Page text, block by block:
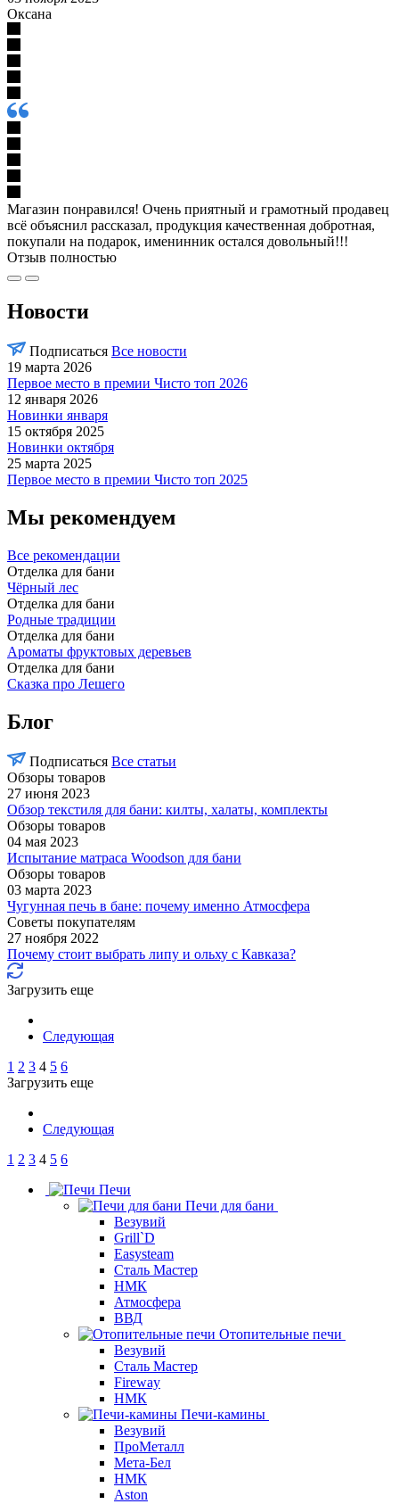
Оксана
Магазин понравился! Очень приятный и грамотный продавец
всё объяснил рассказал, продукция качественная добротная,
покупали на подарок, именинник остался довольный!!!
Отзыв полностью
Новости
Подписаться Все новости
19 марта 2026
Первое место в премии Чисто топ 2026
12 января 2026
Новинки января
15 октября 2025
Новинки октября
25 марта 2025
Первое место в премии Чисто топ 2025
Мы рекомендуем
Все рекомендации
Отделка для бани
Чёрный лес
Отделка для бани
Родные традиции
Отделка для бани
Ароматы фруктовых деревьев
Отделка для бани
Сказка про Лешего
Блог
Подписаться Все статьи
Обзоры товаров
27 июня 2023
Обзор текстиля для бани: килты, халаты, комплекты
Обзоры товаров
04 мая 2023
Испытание матраса Woodson для бани
Обзоры товаров
03 марта 2023
Чугунная печь в бане: почему именно Атмосфера
Советы покупателям
27 ноября 2022
Почему стоит выбрать липу и ольху с Кавказа?
Загрузить еще
Следующая
1 2 3 4 5 6
Загрузить еще
Следующая
1 2 3 4 5 6
Печи
Печи для бани
Везувий
Grill`D
Easysteam
Сталь Мастер
НМК
Атмосфера
ВВД
Отопительные печи
Везувий
Сталь Мастер
Fireway
НМК
Печи-камины
Везувий
ПроМеталл
Мета-Бел
НМК
Aston